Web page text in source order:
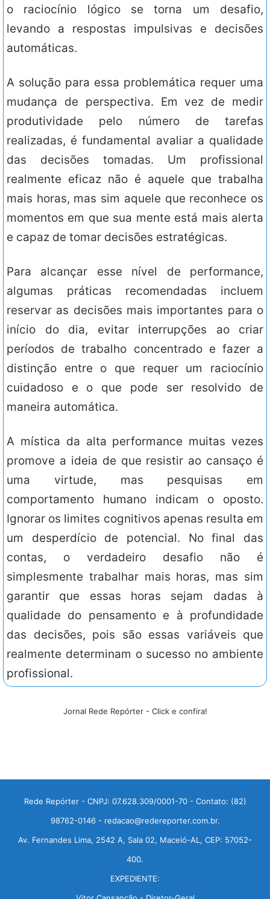
o raciocínio lógico se torna um desafio,
levando a respostas impulsivas e decisões
automáticas.
A solução para essa problemática requer uma
mudança de perspectiva. Em vez de medir
produtividade pelo número de tarefas
realizadas, é fundamental avaliar a qualidade
das decisões tomadas. Um profissional
realmente eficaz não é aquele que trabalha
mais horas, mas sim aquele que reconhece os
momentos em que sua mente está mais alerta
e capaz de tomar decisões estratégicas.
Para alcançar esse nível de performance,
algumas práticas recomendadas incluem
reservar as decisões mais importantes para o
início do dia, evitar interrupções ao criar
períodos de trabalho concentrado e fazer a
distinção entre o que requer um raciocínio
cuidadoso e o que pode ser resolvido de
maneira automática.
A mística da alta performance muitas vezes
promove a ideia de que resistir ao cansaço é
uma virtude, mas pesquisas em
comportamento humano indicam o oposto.
Ignorar os limites cognitivos apenas resulta em
um desperdício de potencial. No final das
contas, o verdadeiro desafio não é
simplesmente trabalhar mais horas, mas sim
garantir que essas horas sejam dadas à
qualidade do pensamento e à profundidade
das decisões, pois são essas variáveis que
realmente determinam o sucesso no ambiente
profissional.
Jornal Rede Repórter - Click e confira!
Rede Repórter - CNPJ: 07.628.309/0001-70 - Contato: (82)
98762-0146 - redacao@redereporter.com.br.
Av. Fernandes Lima, 2542 A, Sala 02, Maceió-AL, CEP: 57052-
400.
EXPEDIENTE: